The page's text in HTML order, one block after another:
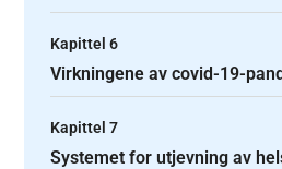
Kapittel 6
Virkningene av covid-19-
Kapittel 7
Systemet for utjevning av